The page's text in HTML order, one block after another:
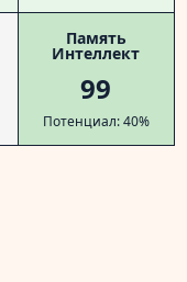
Память
Интеллект
99
Потенциал: 40%